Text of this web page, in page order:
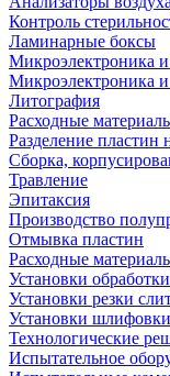
Контроль
Ламинарные боксы
Микроэлектроника и
Микроэлектроника и
Литография
Расходные
Разделение пластин
Сборка,
Травление
Эпитаксия
Производство
Отмывка пластин
Расходные
Установки
Установки резки
Установки
Технологические
Испытательное